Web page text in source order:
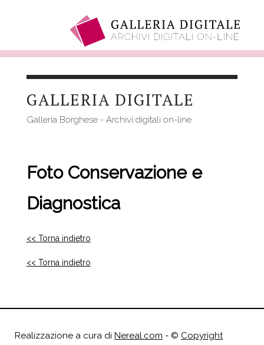
contenutoGALLERIA DIGITALE
Galleria Borghese - Archivi digitali on-line
Foto Conservazione e
Diagnostica
<< Torna indietro
<< Torna indietro
Realizzazione a cura di Nereal.com - © Copyright